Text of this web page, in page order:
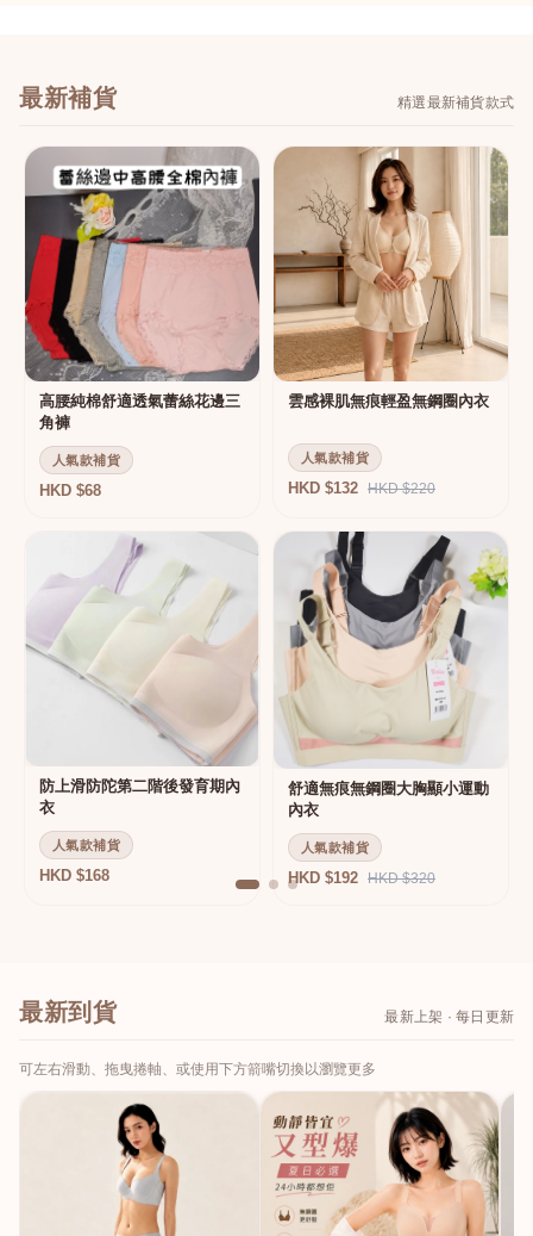
最新補貨 精選最新補貨款式
高腰純棉舒適透氣蕾絲花邊三
角褲
人氣款補貨
HKD $68
雲感裸肌無痕輕盈無鋼圈內衣
人氣款補貨
HKD $132 HKD $220
防上滑防陀第二階後發育期內
衣
人氣款補貨
HKD $168
舒適無痕無鋼圈大胸顯小運動
內衣
人氣款補貨
HKD $192 HKD $320
最新到貨 最新上架 · 每日更新
可左右滑動、拖曳捲軸、或使用下方箭嘴切換以瀏覽更多